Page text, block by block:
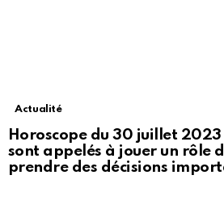
Actualité
Horoscope du 30 juillet 2023
sont appelés à jouer un rôle
prendre des décisions